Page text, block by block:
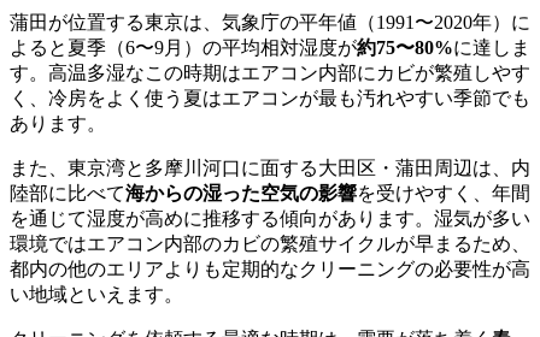
蒲田が位置する東京は、気象庁の平年値（1991〜2020年）に
よると夏季（6〜9月）の平均相対湿度が約75〜80%に達しま
す。高温多湿なこの時期はエアコン内部にカビが繁殖しやす
く、冷房をよく使う夏はエアコンが最も汚れやすい季節でも
あります。
また、東京湾と多摩川河口に面する大田区・蒲田周辺は、内
陸部に比べて海からの湿った空気の影響を受けやすく、年間
を通じて湿度が高めに推移する傾向があります。湿気が多い
環境ではエアコン内部のカビの繁殖サイクルが早まるため、
都内の他のエリアよりも定期的なクリーニングの必要性が高
い地域といえます。